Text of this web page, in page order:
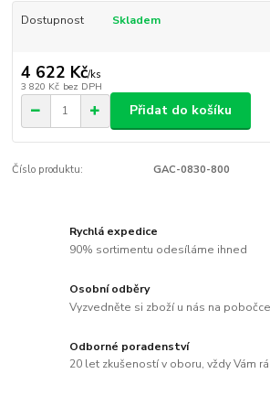
Dostupnost Skladem
4 622 Kč/ks
3 820 Kč bez DPH
Přidat do košíku
Číslo produktu: GAC-0830-800
Rychlá expedice
90% sortimentu odesíláme ihned
Osobní odběry
Vyzvedněte si zboží u nás na pobočce
Odborné poradenství
20 let zkušeností v oboru, vždy Vám